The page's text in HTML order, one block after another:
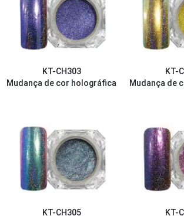
KT-CH303
Mudança de cor holográfica
KT-
Mudança de
KT-CH305
KT-